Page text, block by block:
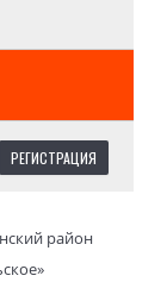
РЕГИСТРАЦИЯ
район